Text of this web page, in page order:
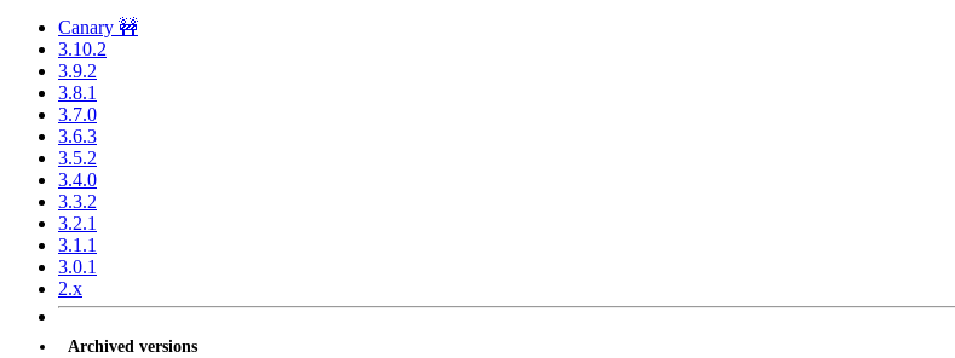
Canary 🚧
3.10.2
3.9.2
3.8.1
3.7.0
3.6.3
3.5.2
3.4.0
3.3.2
3.2.1
3.1.1
3.0.1
2.x
Archived versions